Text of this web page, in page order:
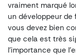
vraiment marqué
un développeur de
vous devez bien
que cela est très
l’importance que